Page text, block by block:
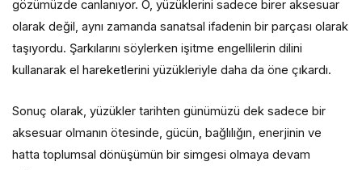
gözümüzde canlanıyor. O, yüzüklerini sadece birer aksesuar
olarak değil, aynı zamanda sanatsal ifadenin bir parçası olarak
taşıyordu. Şarkılarını söylerken işitme engellilerin dilini
kullanarak el hareketlerini yüzükleriyle daha da öne çıkardı.
Sonuç olarak, yüzükler tarihten günümüzü dek sadece bir
aksesuar olmanın ötesinde, gücün, bağlılığın, enerjinin ve
hatta toplumsal dönüşümün bir simgesi olmaya devam